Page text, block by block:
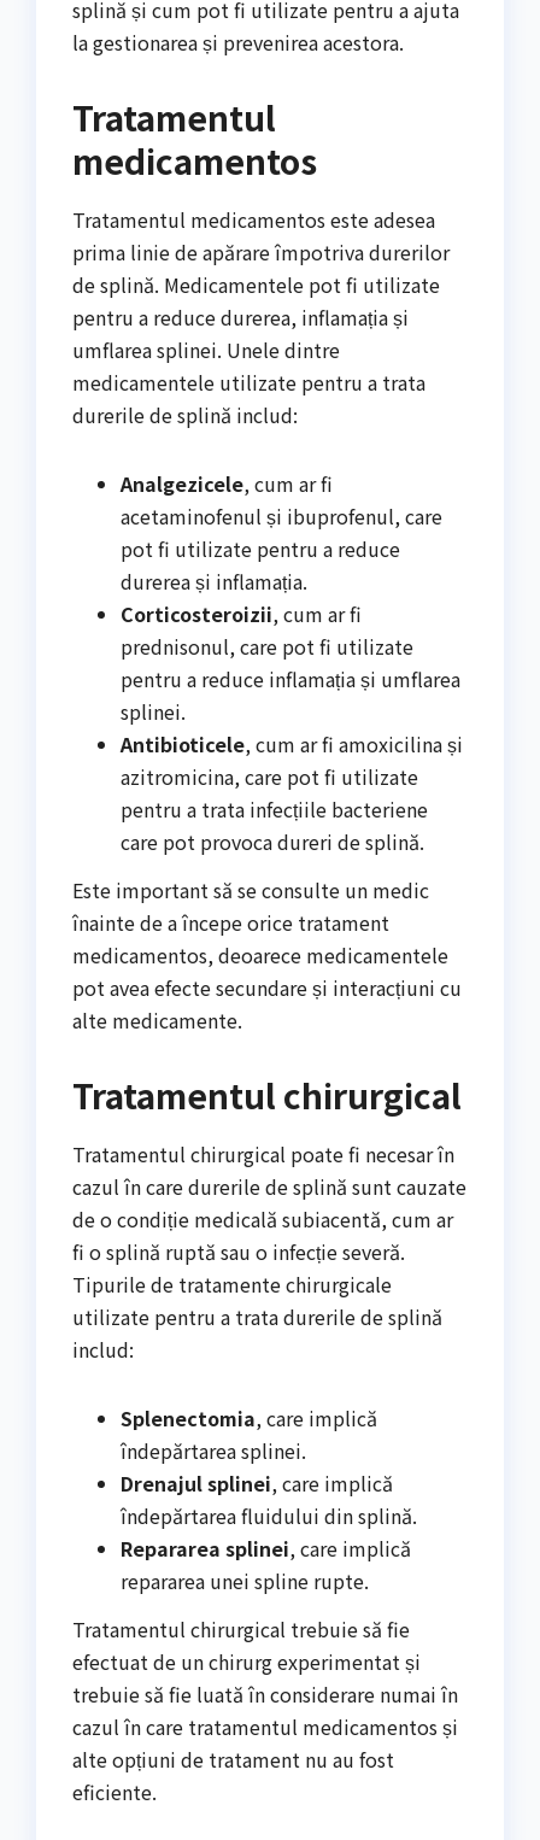
splină și cum pot fi utilizate pentru a ajuta
la gestionarea și prevenirea acestora.
Tratamentul
medicamentos
Tratamentul medicamentos este adesea
prima linie de apărare împotriva durerilor
de splină. Medicamentele pot fi utilizate
pentru a reduce durerea, inflamația și
umflarea splinei. Unele dintre
medicamentele utilizate pentru a trata
durerile de splină includ:
Analgezicele, cum ar fi
acetaminofenul și ibuprofenul, care
pot fi utilizate pentru a reduce
durerea și inflamația.
Corticosteroizii, cum ar fi
prednisonul, care pot fi utilizate
pentru a reduce inflamația și umflarea
splinei.
Antibioticele, cum ar fi amoxicilina și
azitromicina, care pot fi utilizate
pentru a trata infecțiile bacteriene
care pot provoca dureri de splină.
Este important să se consulte un medic
înainte de a începe orice tratament
medicamentos, deoarece medicamentele
pot avea efecte secundare și interacțiuni cu
alte medicamente.
Tratamentul chirurgical
Tratamentul chirurgical poate fi necesar în
cazul în care durerile de splină sunt cauzate
de o condiție medicală subiacentă, cum ar
fi o splină ruptă sau o infecție severă.
Tipurile de tratamente chirurgicale
utilizate pentru a trata durerile de splină
includ:
Splenectomia, care implică
îndepărtarea splinei.
Drenajul splinei, care implică
îndepărtarea fluidului din splină.
Repararea splinei, care implică
repararea unei spline rupte.
Tratamentul chirurgical trebuie să fie
efectuat de un chirurg experimentat și
trebuie să fie luată în considerare numai în
cazul în care tratamentul medicamentos și
alte opțiuni de tratament nu au fost
eficiente.